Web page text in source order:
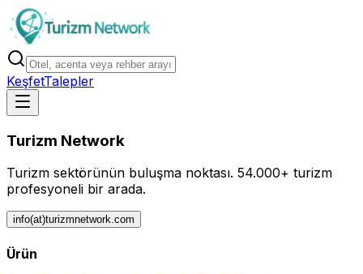
KeşfetTalepler
Turizm Network
Turizm sektörünün buluşma noktası. 54.000+ turizm
profesyoneli bir arada.
info(at)turizmnetwork.com
Ürün